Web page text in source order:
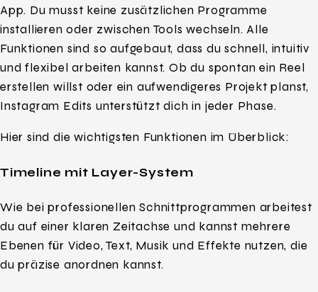
App. Du musst keine zusätzlichen Programme
installieren oder zwischen Tools wechseln. Alle
Funktionen sind so aufgebaut, dass du schnell, intuitiv
und flexibel arbeiten kannst. Ob du spontan ein Reel
erstellen willst oder ein aufwendigeres Projekt planst,
Instagram Edits unterstützt dich in jeder Phase.
Hier sind die wichtigsten Funktionen im Überblick:
Timeline mit Layer-System
Wie bei professionellen Schnittprogrammen arbeitest
du auf einer klaren Zeitachse und kannst mehrere
Ebenen für Video, Text, Musik und Effekte nutzen, die
du präzise anordnen kannst.